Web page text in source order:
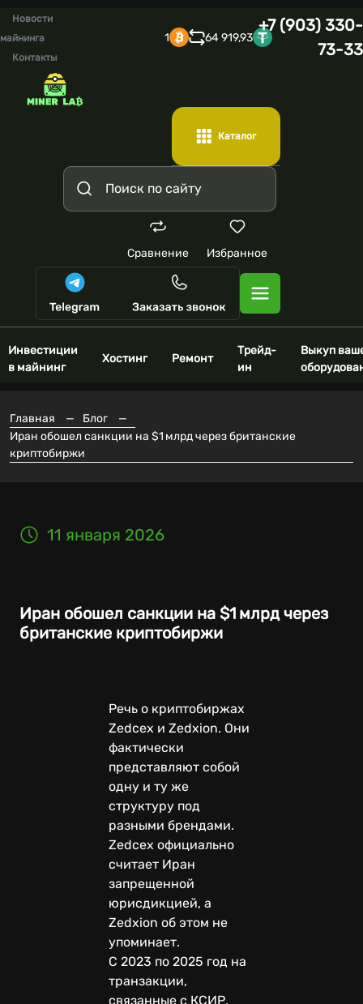
Новости
майнинга
Контакты
1 64 919,93
+7 (903) 330-
73-33
Каталог
Сравнение Избранное
Инвестиции
в майнинг
Хостинг Ремонт
Трейд-
ин
Выкуп
Главная — Блог
—
Иран обошел санкции на $1 млрд через британские
криптобиржи
11 января 2026
Иран обошел санкции на $1 млрд через
британские криптобиржи
Речь о криптобиржах
Zedcex и Zedxion. Они
фактически
представляют собой
одну и ту же
структуру под
разными брендами.
Zedcex официально
считает Иран
запрещенной
юрисдикцией, а
Zedxion об этом не
упоминает.
С 2023 по 2025 год на
транзакции,
связанные с КСИР,